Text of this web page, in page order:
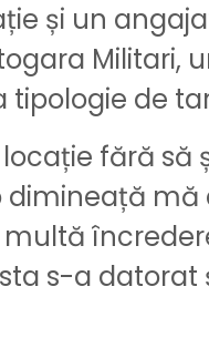
și un
Militari,
de
fără să
s-a